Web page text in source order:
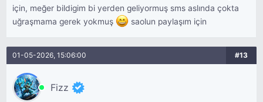
için, meğer bildigim bi yerden geliyormuş sms aslında çokta
uğraşmama gerek yokmuş
saolun paylaşım için
01-05-2026, 15:06:00 #13
Fizz